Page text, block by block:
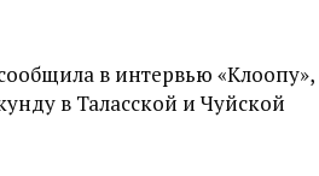
в интервью «Клоопу»,
в Таласской и Чуйской